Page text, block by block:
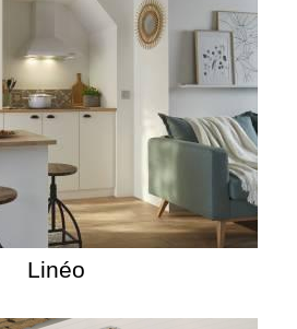
Linéo